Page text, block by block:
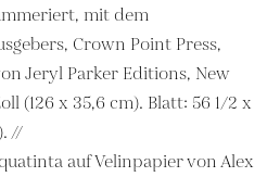
mit dem
Crown Point Press,
Jeryl Parker Editions, New
(126 x 35,6 cm). Blatt: 56 1/2 x
//
auf Velinpapier von Alex